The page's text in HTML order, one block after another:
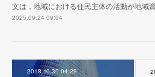
文は，地域における住民主体の活動が地域
2025.09.24 09:04
2018.10.30 04:29